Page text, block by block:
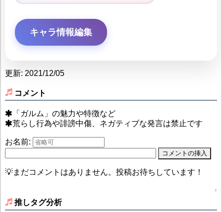
キャラ情報編集
更新: 2021/12/05
コメント
「ガルム」の魅力や特徴など
荒らし行為や誹謗中傷、ネガティブな発言は禁止です
お名前:
💡まだコメントはありません。投稿お待ちしています！
↑
推しタグ分析